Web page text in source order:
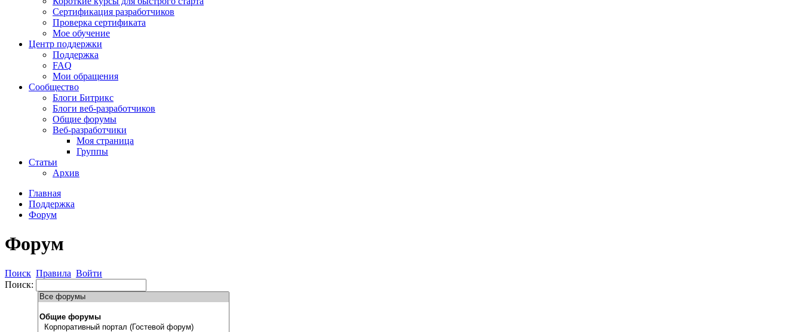
Сертификация разработчиков
Проверка сертификата
Мое обучение
Центр поддержки
Поддержка
FAQ
Мои обращения
Сообщество
Блоги Битрикс
Блоги веб-разработчиков
Общие форумы
Веб-разработчики
Моя страница
Группы
Статьи
Архив
Главная
Поддержка
Форум
Форум
Поиск Правила Войти
Поиск: